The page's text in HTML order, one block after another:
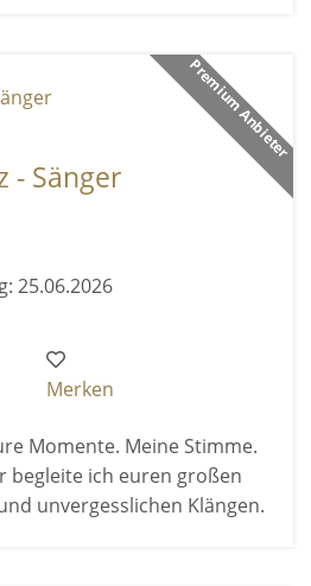
Premium Anbieter
- Sänger
25.06.2026
Merken
Momente. Meine Stimme.
begleite ich euren großen
unvergesslichen Klängen.